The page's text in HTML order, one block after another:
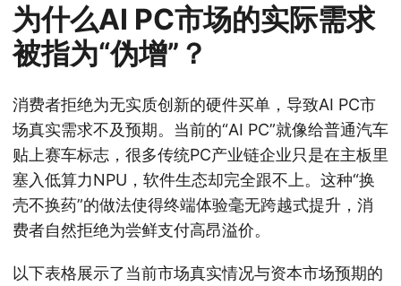
为什么AI PC市场的实际需求
被指为“伪增”？
消费者拒绝为无实质创新的硬件买单，导致AI PC市
场真实需求不及预期。当前的“AI PC”就像给普通汽车
贴上赛车标志，很多传统PC产业链企业只是在主板里
塞入低算力NPU，软件生态却完全跟不上。这种“换
壳不换药”的做法使得终端体验毫无跨越式提升，消
费者自然拒绝为尝鲜支付高昂溢价。
以下表格展示了当前市场真实情况与资本市场预期的